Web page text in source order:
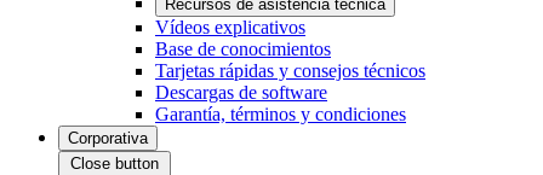
Recursos de asistencia técnica
Vídeos explicativos
Base de conocimientos
Tarjetas rápidas y consejos técnicos
Descargas de software
Garantía, términos y condiciones
Corporativa
Close button